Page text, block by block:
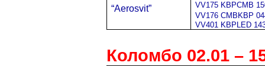
“Aerosvit”
VV175 KBPCMB
VV176 CMBKBP
VV401 KBPLED
Коломбо 02.01 –